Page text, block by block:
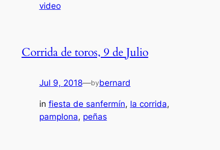
video
Corrida de toros, 9 de Julio
Jul 9, 2018—bybernard
in fiesta de sanfermín, la corrida
pamplona, peñas